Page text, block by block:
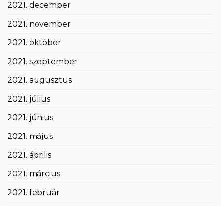
2021. december
2021. november
2021. október
2021. szeptember
2021. augusztus
2021. július
2021. június
2021. május
2021. április
2021. március
2021. február